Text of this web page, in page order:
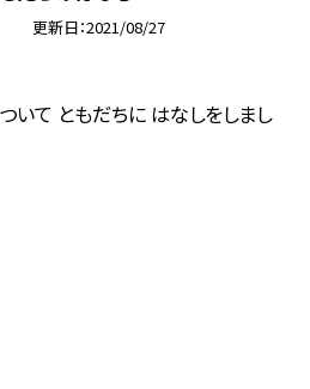
更新日 2021/08/27
いて ともだちに はなしをしまし